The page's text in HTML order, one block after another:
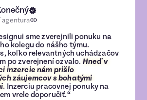
sme zverejnili ponuku na
kolegu do nášho týmu.
koľko relevantných uchádzačov
po zverejnení ozvalo. Hneď v
inzercie nám prišlo
záujemcov s bohatými
. Inzerciu pracovnej ponuky na
vrele doporučiť.“